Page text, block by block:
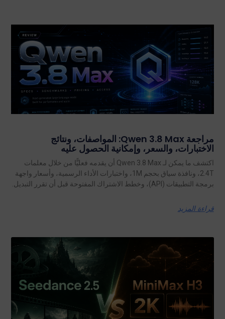
مراجعة Qwen 3.8 Max: المواصفات، ونتائج
الاختبارات، والسعر، وإمكانية الحصول عليه
اكتشف ما يمكن لـ Qwen 3.8 Max أن يقدمه فعليًّا من خلال معلمات
2.4T، ونافذة سياق بحجم 1M، واختبارات الأداء الرسمية، وأسعار واجهة
برمجة التطبيقات (API)، وخطط الاشتراك المفتوحة قبل أن تقرر التبديل.
قراءة المزيد